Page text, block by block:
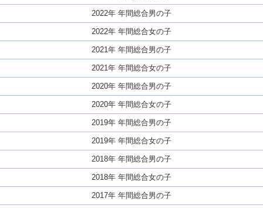
2022年 年間総合男の子
2022年 年間総合女の子
2021年 年間総合男の子
2021年 年間総合女の子
2020年 年間総合男の子
2020年 年間総合女の子
2019年 年間総合男の子
2019年 年間総合女の子
2018年 年間総合男の子
2018年 年間総合女の子
2017年 年間総合男の子